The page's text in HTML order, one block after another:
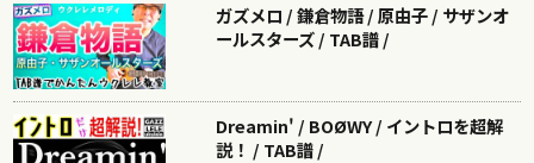
ガズメロ / 鎌倉物語 / 原由子 / サザンオ
ールスターズ / TAB譜 /
Dreamin' / BOØWY / イントロを超解
説！ / TAB譜 /